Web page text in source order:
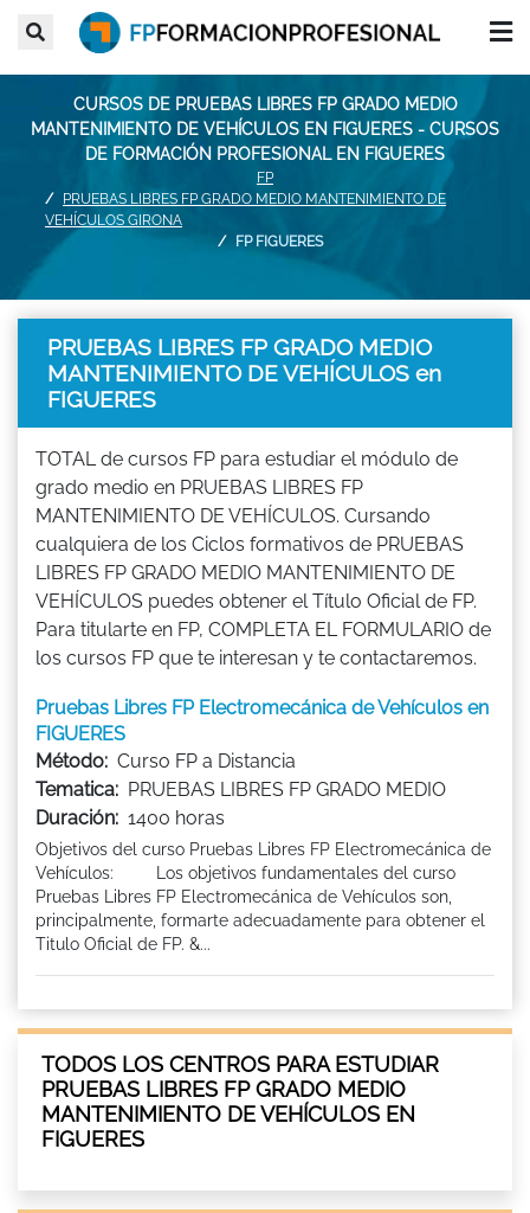
CURSOS DE PRUEBAS LIBRES FP GRADO MEDIO
MANTENIMIENTO DE VEHÍCULOS EN FIGUERES - CURSOS
DE FORMACIÓN PROFESIONAL EN FIGUERES
FP
PRUEBAS LIBRES FP GRADO MEDIO MANTENIMIENTO DE
VEHÍCULOS GIRONA
FP FIGUERES
PRUEBAS LIBRES FP GRADO MEDIO
MANTENIMIENTO DE VEHÍCULOS en
FIGUERES
TOTAL de cursos FP para estudiar el módulo de
grado medio en PRUEBAS LIBRES FP
MANTENIMIENTO DE VEHÍCULOS. Cursando
cualquiera de los Ciclos formativos de PRUEBAS
LIBRES FP GRADO MEDIO MANTENIMIENTO DE
VEHÍCULOS puedes obtener el Título Oficial de FP.
Para titularte en FP, COMPLETA EL FORMULARIO de
los cursos FP que te interesan y te contactaremos.
Pruebas Libres FP Electromecánica de Vehículos en
FIGUERES
Método: Curso FP a Distancia
Tematica: PRUEBAS LIBRES FP GRADO MEDIO
Duración: 1400 horas
Objetivos del curso Pruebas Libres FP Electromecánica de
Vehículos: Los objetivos fundamentales del curso
Pruebas Libres FP Electromecánica de Vehículos son,
principalmente, formarte adecuadamente para obtener el
Titulo Oficial de FP. &...
TODOS LOS CENTROS PARA ESTUDIAR
PRUEBAS LIBRES FP GRADO MEDIO
MANTENIMIENTO DE VEHÍCULOS EN
FIGUERES